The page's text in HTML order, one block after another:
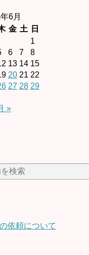
6月
金 土
日
1
6 7
8
13 14 15
20 21 22
27 28 29
»
依頼について